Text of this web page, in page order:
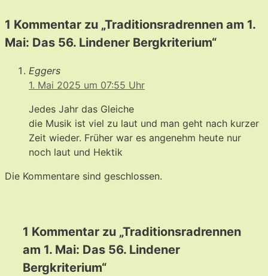
1 Kommentar zu „Traditionsradrennen am 1.
Mai: Das 56. Lindener Bergkriterium“
Eggers
1. Mai 2025 um 07:55 Uhr
Jedes Jahr das Gleiche
die Musik ist viel zu laut und man geht nach kurzer
Zeit wieder. Früher war es angenehm heute nur
noch laut und Hektik
Die Kommentare sind geschlossen.
1 Kommentar zu „Traditionsradrennen
am 1. Mai: Das 56. Lindener
Bergkriterium“